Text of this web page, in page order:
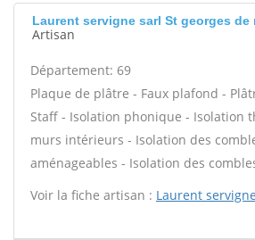
Laurent servigne sarl St georges de
Artisan
Département: 69
Plaque de plâtre - Faux plafond -
Staff - Isolation phonique - Isolation
murs intérieurs - Isolation des
aménageables - Isolation des
Voir la fiche artisan : Laurent